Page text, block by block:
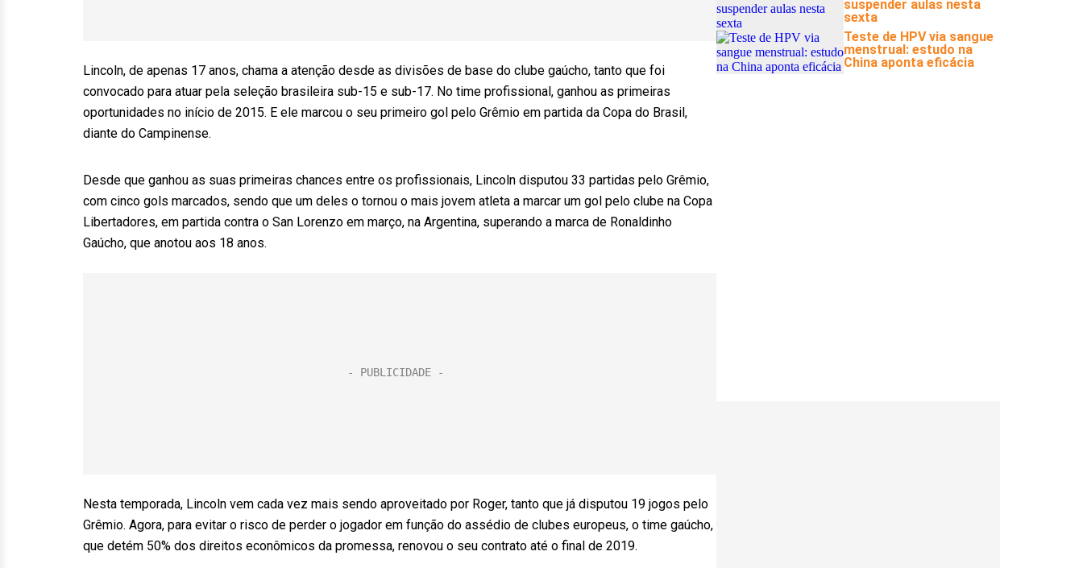
Lincoln, de apenas 17 anos, chama a atenção desde as divisões de base do clube gaúcho, tanto que foi
convocado para atuar pela seleção brasileira sub-15 e sub-17. No time profissional, ganhou as primeiras
oportunidades no início de 2015. E ele marcou o seu primeiro gol pelo Grêmio em partida da Copa do Brasil,
diante do Campinense.
Desde que ganhou as suas primeiras chances entre os profissionais, Lincoln disputou 33 partidas pelo Grêmio,
com cinco gols marcados, sendo que um deles o tornou o mais jovem atleta a marcar um gol pelo clube na Copa
Libertadores, em partida contra o San Lorenzo em março, na Argentina, superando a marca de Ronaldinho
Gaúcho, que anotou aos 18 anos.
Nesta temporada, Lincoln vem cada vez mais sendo aproveitado por Roger, tanto que já disputou 19 jogos pelo
Grêmio. Agora, para evitar o risco de perder o jogador em função do assédio de clubes europeus, o time gaúcho,
que detém 50% dos direitos econômicos da promessa, renovou o seu contrato até o final de 2019.